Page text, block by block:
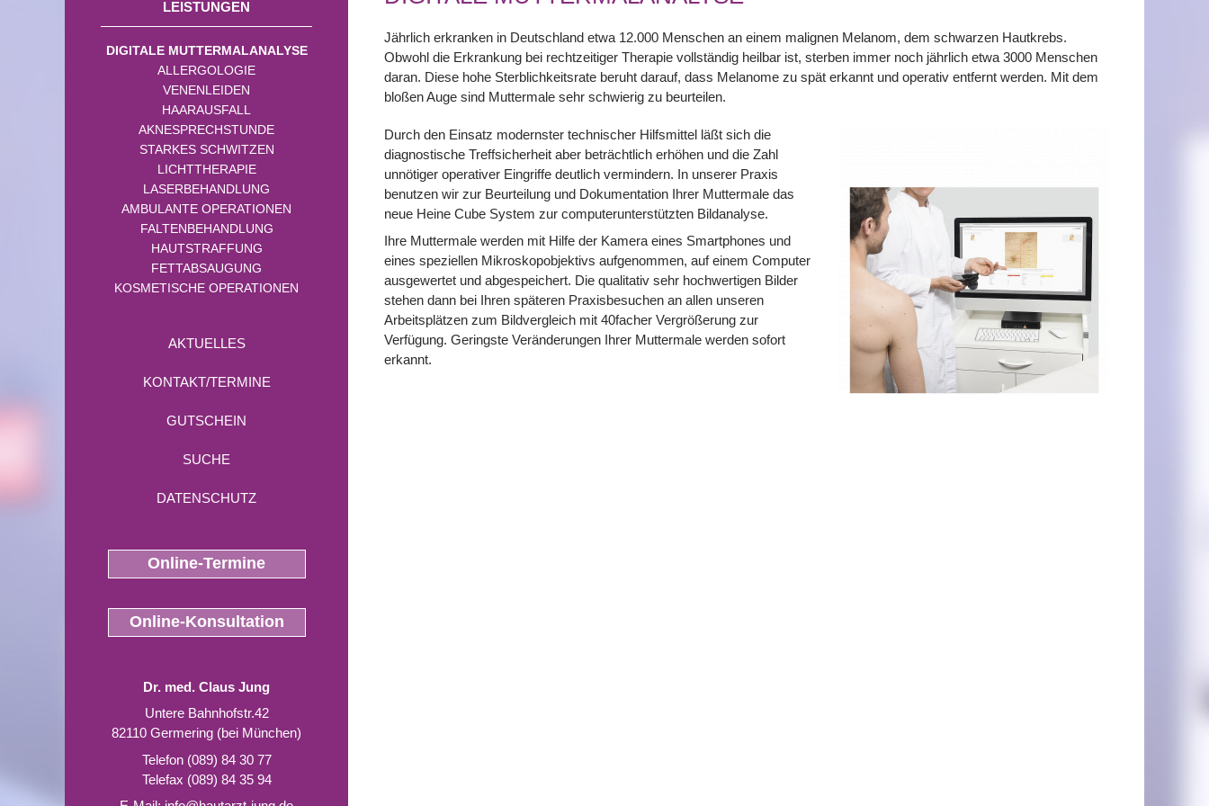
LEISTUNGEN
DIGITALE MUTTERMALANALYSE
ALLERGOLOGIE
VENENLEIDEN
HAARAUSFALL
AKNESPRECHSTUNDE
STARKES SCHWITZEN
LICHTTHERAPIE
LASERBEHANDLUNG
AMBULANTE OPERATIONEN
FALTENBEHANDLUNG
HAUTSTRAFFUNG
FETTABSAUGUNG
KOSMETISCHE OPERATIONEN
AKTUELLES
KONTAKT/TERMINE
GUTSCHEIN
SUCHE
DATENSCHUTZ
Online-Termine
Online-Konsultation
Dr. med. Claus Jung
Untere Bahnhofstr.42
82110 Germering (bei München)
Telefon (089) 84 30 77
Telefax (089) 84 35 94
Jährlich erkranken in Deutschland etwa 12.000 Menschen an einem malignen Melanom, dem schwarzen Hautkrebs.
Obwohl die Erkrankung bei rechtzeitiger Therapie vollständig heilbar ist, sterben immer noch jährlich etwa 3000 Menschen
daran. Diese hohe Sterblichkeitsrate beruht darauf, dass Melanome zu spät erkannt und operativ entfernt werden. Mit dem
bloßen Auge sind Muttermale sehr schwierig zu beurteilen.
Durch den Einsatz modernster technischer Hilfsmittel läßt sich die
diagnostische Treffsicherheit aber beträchtlich erhöhen und die Zahl
unnötiger operativer Eingriffe deutlich vermindern. In unserer Praxis
benutzen wir zur Beurteilung und Dokumentation Ihrer Muttermale das
neue Heine Cube System zur computerunterstützten Bildanalyse.
Ihre Muttermale werden mit Hilfe der Kamera eines Smartphones und
eines speziellen Mikroskopobjektivs aufgenommen, auf einem Computer
ausgewertet und abgespeichert. Die qualitativ sehr hochwertigen Bilder
stehen dann bei Ihren späteren Praxisbesuchen an allen unseren
Arbeitsplätzen zum Bildvergleich mit 40facher Vergrößerung zur
Verfügung. Geringste Veränderungen Ihrer Muttermale werden sofort
erkannt.